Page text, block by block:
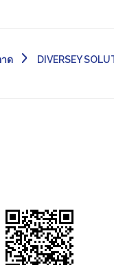
าด DIVERSEY